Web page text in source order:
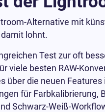
Alternative mit
lohnt.
Test zur oft
viele besten RAW-
über die neuen
für Farbkalibrierung,
Schwarz-Weiß-